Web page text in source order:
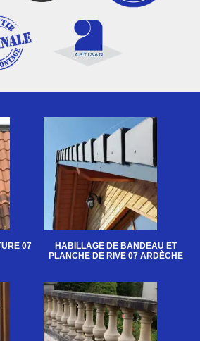
07
HABILLAGE DE BANDEAU ET
PLANCHE DE RIVE 07 ARDÈCHE